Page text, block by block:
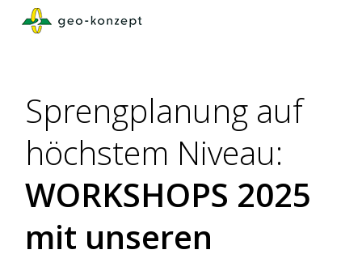
Sprengplanung auf
höchstem Niveau:
WORKSHOPS 2025
mit unseren